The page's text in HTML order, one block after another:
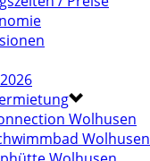
Wolhusen
Wolhusen